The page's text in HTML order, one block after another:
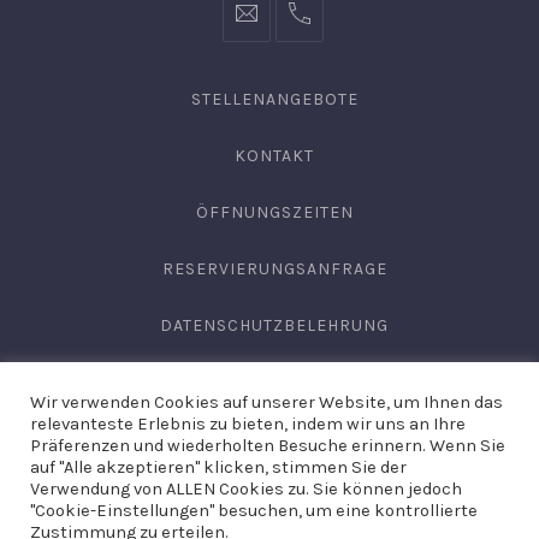
info@hofgut-0049747196019210
STELLENANGEBOTE
KONTAKT
ÖFFNUNGSZEITEN
RESERVIERUNGSANFRAGE
DATENSCHUTZBELEHRUNG
IMPRESSUM
Copyright © 2026Domäne Areal Hechingen. Site byHirschburg
Wir verwenden Cookies auf unserer Website, um Ihnen das
relevanteste Erlebnis zu bieten, indem wir uns an Ihre
Präferenzen und wiederholten Besuche erinnern. Wenn Sie
auf "Alle akzeptieren" klicken, stimmen Sie der
Verwendung von ALLEN Cookies zu. Sie können jedoch
"Cookie-Einstellungen" besuchen, um eine kontrollierte
Zustimmung zu erteilen.